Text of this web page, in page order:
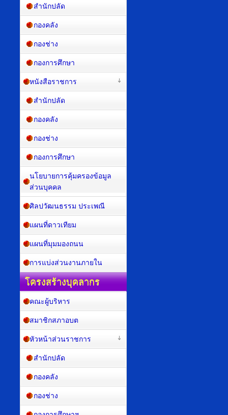
สำนักปลัด
กองคลัง
กองช่าง
กองการศึกษา
หนังสือราชการ
สำนักปลัด
กองคลัง
กองช่าง
กองการศึกษา
นโยบายการคุ้มครองข้อมูล
ส่วนบุคคล
ศิลปวัฒนธรรม ประเพณี
แผนที่ดาวเทียม
แผนที่มุมมองถนน
การแบ่งส่วนงานภายใน
โครงสร้างบุคลากร
คณะผู้บริหาร
สมาชิกสภาอบต
หัวหน้าส่วนราชการ
สำนักปลัด
กองคลัง
กองช่าง